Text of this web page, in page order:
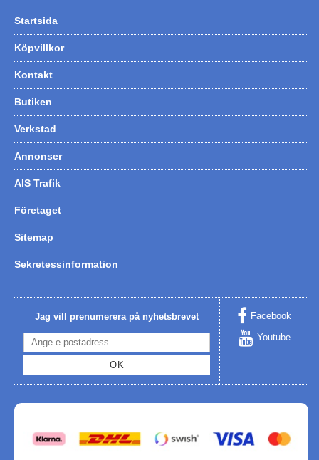
Thule - Lasthållare
LAGERRENSING
Begagnade Motorer & Båtar
Startsida
Köpvillkor
Kontakt
Butiken
Verkstad
Annonser
AIS Trafik
Företaget
Sitemap
Sekretessinformation
Jag vill prenumerera på nyhetsbrevet
OK
Facebook
Youtube